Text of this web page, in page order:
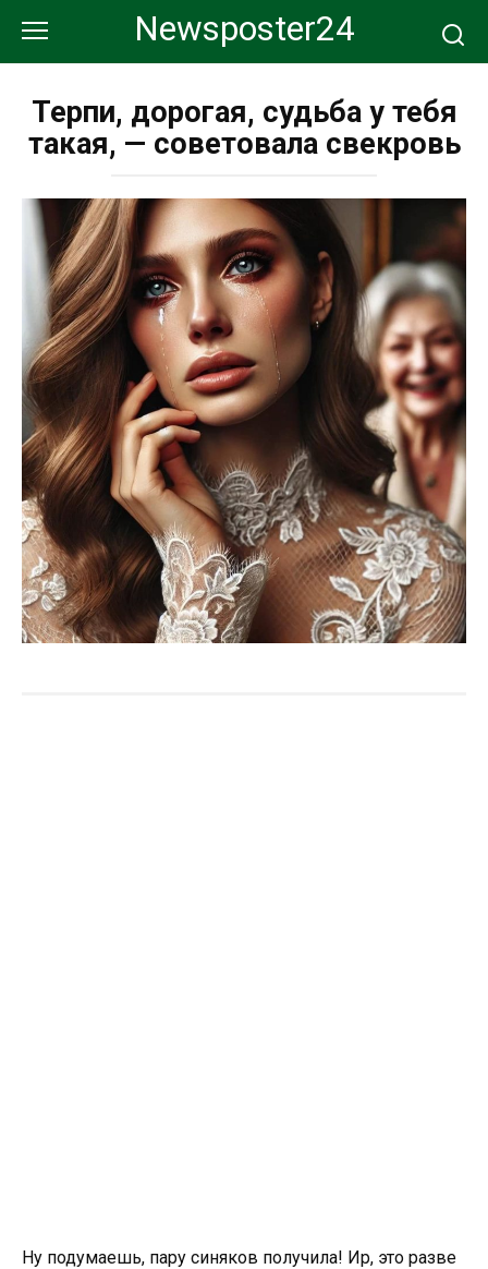
контенту
Newsposter24
Терпи, дорогая, судьба у тебя
такая, — советовала свекровь
Ну подумаешь, пару синяков получила! Ир, это разве